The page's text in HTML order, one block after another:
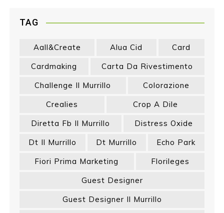
TAG
Aall&create Alua Cid
Card
Cardmaking
Carta Da Rivestimento
Challenge Il Murrillo
Colorazione
Crealies
Crop A Dile
Diretta Fb Il Murrillo
Distress Oxide
Dt Il Murrillo
Dt Murrillo
Echo Park
Fiori Prima Marketing
Florileges
Guest Designer
Guest Designer Il Murrillo